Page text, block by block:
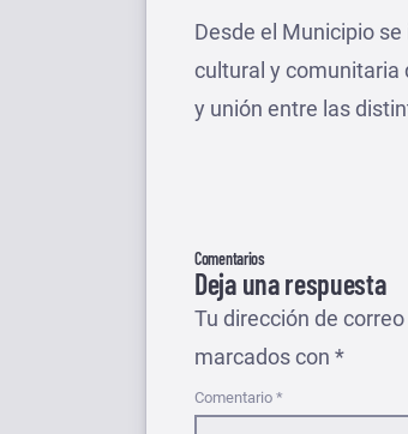
Desde el Municipio
cultural y comunitaria
y unión entre las
Comentarios
Deja una respuesta
Tu dirección de
marcados con *
Comentario *